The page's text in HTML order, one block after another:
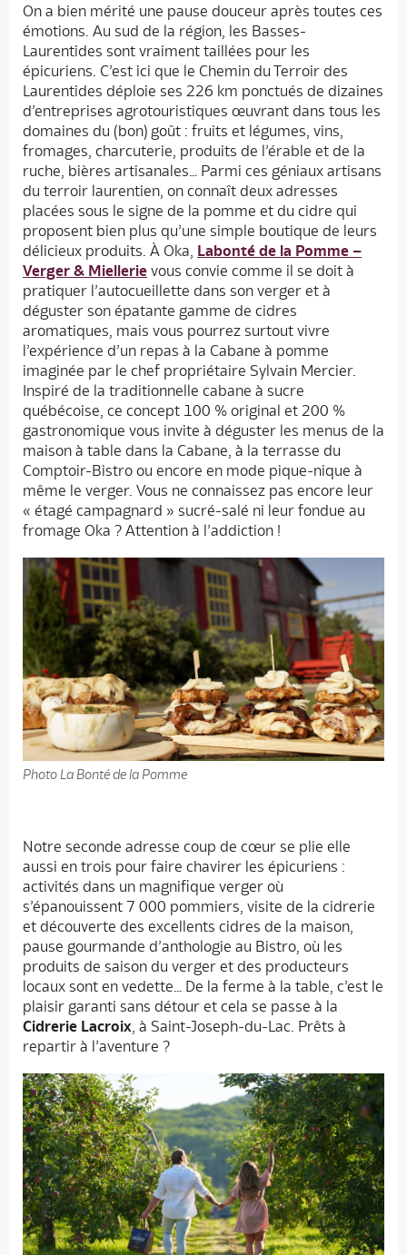
Accueil
On a bien mérité une pause douceur après toutes ces
émotions. Au sud de la région, les Basses-
Laurentides sont vraiment taillées pour les
épicuriens. C’est ici que le Chemin du Terroir des
Laurentides déploie ses 226 km ponctués de dizaines
d’entreprises agrotouristiques œuvrant dans tous les
domaines du (bon) goût : fruits et légumes, vins,
fromages, charcuterie, produits de l’érable et de la
ruche, bières artisanales… Parmi ces géniaux artisans
du terroir laurentien, on connaît deux adresses
placées sous le signe de la pomme et du cidre qui
proposent bien plus qu’une simple boutique de leurs
délicieux produits. À Oka, Labonté de la Pomme –
Verger & Miellerie vous convie comme il se doit à
pratiquer l’autocueillette dans son verger et à
déguster son épatante gamme de cidres
aromatiques, mais vous pourrez surtout vivre
l’expérience d’un repas à la Cabane à pomme
imaginée par le chef propriétaire Sylvain Mercier.
Inspiré de la traditionnelle cabane à sucre
québécoise, ce concept 100 % original et 200 %
gastronomique vous invite à déguster les menus de la
maison à table dans la Cabane, à la terrasse du
Comptoir-Bistro ou encore en mode pique-nique à
même le verger. Vous ne connaissez pas encore leur
« étagé campagnard » sucré-salé ni leur fondue au
fromage Oka ? Attention à l’addiction !
Photo La Bonté de la Pomme
Notre seconde adresse coup de cœur se plie elle
aussi en trois pour faire chavirer les épicuriens :
activités dans un magnifique verger où
s’épanouissent 7 000 pommiers, visite de la cidrerie
et découverte des excellents cidres de la maison,
pause gourmande d’anthologie au Bistro, où les
produits de saison du verger et des producteurs
locaux sont en vedette… De la ferme à la table, c’est le
plaisir garanti sans détour et cela se passe à la
Cidrerie Lacroix , à Saint-Joseph-du-Lac. Prêts à
repartir à l’aventure ?